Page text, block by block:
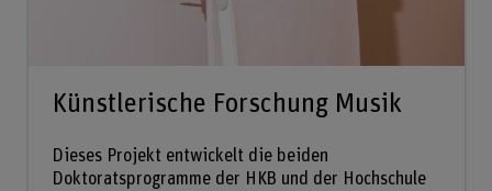
Künstlerische Forschung Musik
Dieses Projekt entwickelt die beiden
Doktoratsprogramme der HKB und der Hochschule